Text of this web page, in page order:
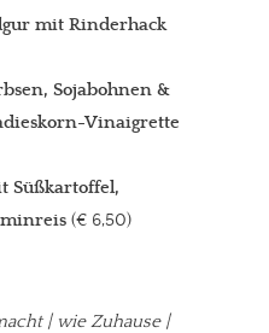
mit Rinderhack
Sojabohnen &
Vinaigrette
Süßkartoffel,
(€ 6,50)
| wie Zuhause |